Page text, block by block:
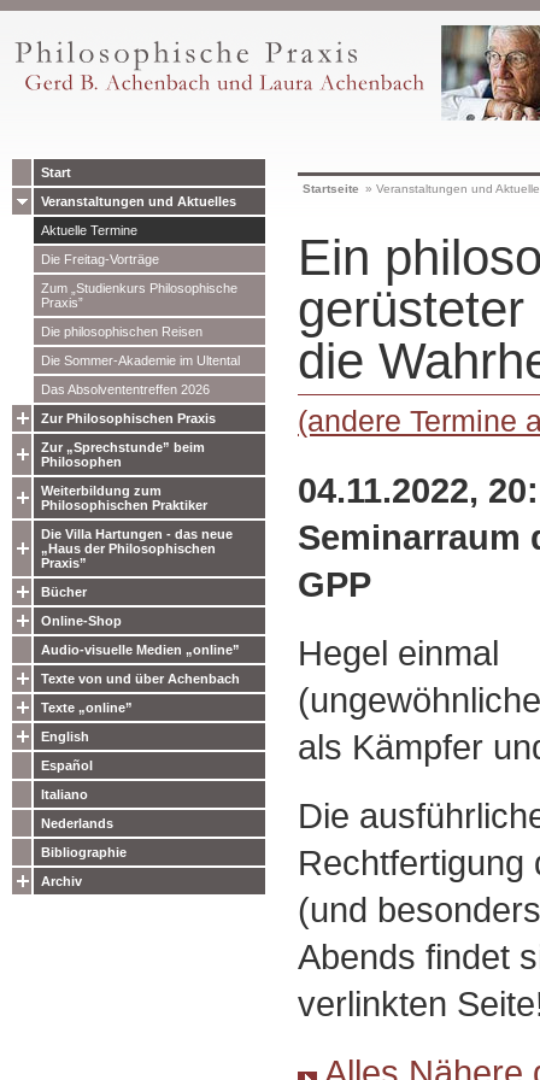
Start
Veranstaltungen und Aktuelles
Aktuelle Termine
Die Freitag-Vorträge
Zum „Studienkurs Philosophische
Praxis”
Die philosophischen Reisen
Die Sommer-Akademie im Ultental
Das Absolvententreffen 2026
Zur Philosophischen Praxis
Zur „Sprechstunde” beim
Philosophen
Weiterbildung zum
Philosophischen Praktiker
Die Villa Hartungen - das neue
„Haus der Philosophischen
Praxis”
Bücher
Online-Shop
Audio-visuelle Medien „online”
Texte von und über Achenbach
Texte „online”
English
Español
Italiano
Nederlands
Bibliographie
Archiv
Startseite » Veranstaltungen und
Ein
die
(andere Termine
04.11.2022,
Seminarraum
GPP
Hegel einmal
als Kämpfer
Die
Rechtfertigung
(und
Abends findet
verlinkten
Alles Nähere